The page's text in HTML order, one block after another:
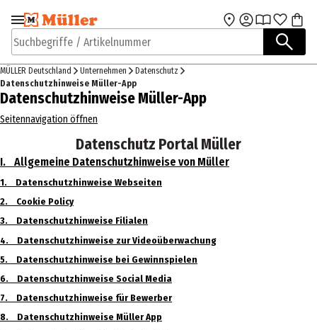
Zur Navigation
springen
Zum Hauptinhalt
Suchbegriffe / Artikelnummer
MÜLLER Deutschland Unternehmen
Datenschutz
Datenschutzhinweise Müller-App
Datenschutzhinweise Müller-App
Seitennavigation öffnen
Datenschutz Portal Müller
I. Allgemeine Datenschutzhinweise von Müller
1. Datenschutzhinweise Webseiten
2. Cookie Policy
3. Datenschutzhinweise Filialen
4. Datenschutzhinweise zur Videoüberwachung
5. Datenschutzhinweise bei Gewinnspielen
6. Datenschutzhinweise Social Media
7. Datenschutzhinweise für Bewerber
8. Datenschutzhinweise Müller App